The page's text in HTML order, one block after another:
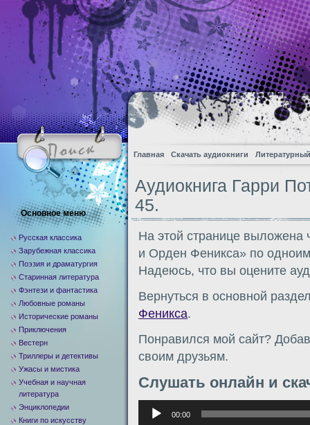
Главная Скачать аудиокниги
Аудиокнига Гарри
45.
На этой странице выложена
и Орден Феникса» по
Надеюсь, что вы оцените
Вернуться в основной
Феникса.
Понравился мой сайт?
своим друзьям.
Слушать онлайн и
Аудиоплеер
00:00
Основное меню
Русская классика
Зарубежная классика
Поэзия и драматургия
Старинная литература
Фэнтези и фантастика
Любовные романы
Исторические романы
Приключения
Вестерн
Триллеры и детективы
Ужасы и мистика
Учебная и научная
литература
Энциклопедии
Книги по искусству